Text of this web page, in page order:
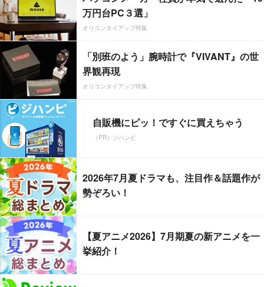
万円台PC３選」
オリコンタイアップ特集
「別班のよう」腕時計で『VIVANT』の世
界観再現
オリコンタイアップ特集
自販機にピッ！ですぐに買えちゃう
（PR）ジハンピ
2026年7月夏ドラマも、注目作＆話題作が
勢ぞろい！
【夏アニメ2026】7月期夏の新アニメを一
挙紹介！